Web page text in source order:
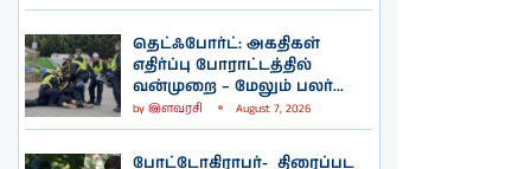
தெட்ஃபோர்ட்: அகதிகள்
எதிர்ப்பு போராட்டத்தில்
வன்முறை – மேலும் பலர்...
by இளவரசி August 7, 2026
போட்டோகிராபர்- ‌ திரைப்பட